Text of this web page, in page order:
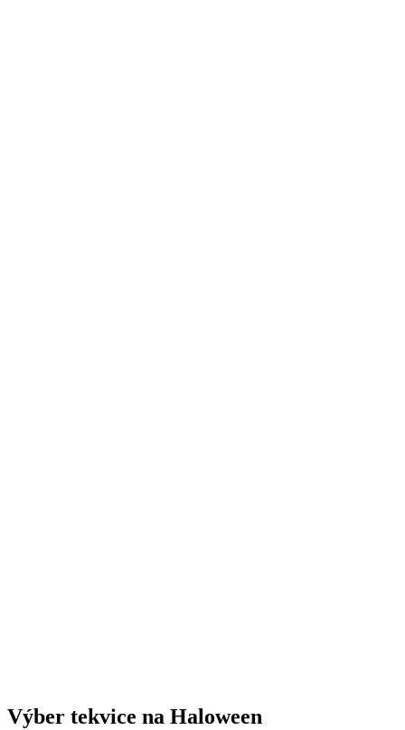
Výber tekvice na Haloween